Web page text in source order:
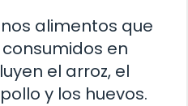
alimentos que
en
el arroz, el
y los huevos.